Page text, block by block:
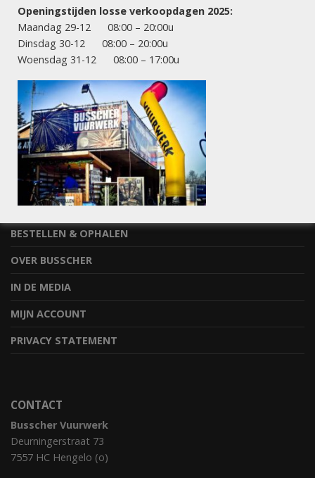
acties: goede prijs, maximaal vuurwerk! Succesvol en
betrouwbaar vuurwerk!
Vuurwerkverkoopdagen 2025:
maandag 29 december
8.00 uur – 20.00 uur
dinsdag 30 december
8.00 uur – 20.00 uur
woensdag 31 december
8.00 uur – 17.00 uur
INFORMATIE
STEL JE VRAAG
BESTELLEN & OPHALEN
OVER BUSSCHER
IN DE MEDIA
MIJN ACCOUNT
PRIVACY STATEMENT
CONTACT
Busscher Vuurwerk
Deurningerstraat 73
7557 HC Hengelo (o)
Openingstijden losse verkoopdagen 2025:
Maandag 29-12 08:00 – 20:00u
Dinsdag 30-12 08:00 – 20:00u
Woensdag 31-12 08:00 – 17:00u